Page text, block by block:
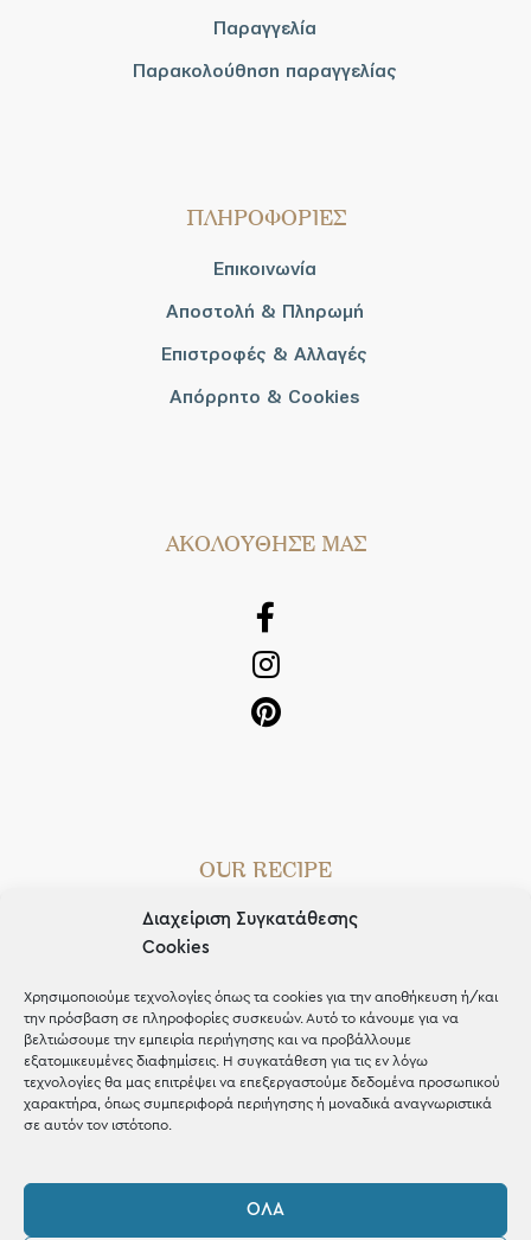
Διαχείριση Συγκατάθεσης
Cookies
Χρησιμοποιούμε τεχνολογίες όπως τα cookies για την αποθήκευση ή/και
την πρόσβαση σε πληροφορίες συσκευών. Αυτό το κάνουμε για να
βελτιώσουμε την εμπειρία περιήγησης και να προβάλλουμε
εξατομικευμένες διαφημίσεις. Η συγκατάθεση για τις εν λόγω
τεχνολογίες θα μας επιτρέψει να επεξεργαστούμε δεδομένα προσωπικού
χαρακτήρα, όπως συμπεριφορά περιήγησης ή μοναδικά αναγνωριστικά
σε αυτόν τον ιστότοπο.
ΌΛΑ
Παραγγελία
Παρακολούθηση παραγγελίας
ΠΛΗΡΟΦΟΡΙΕΣ
Επικοινωνία
Αποστολή & Πληρωμή
Επιστροφές & Αλλαγές
Απόρρητο & Cookies
AΚΟΛΟΥΘΗΣΕ ΜΑΣ
OUR RECIPE
Gifts
Blog
Shop the look
ΚΑΤΑΣΤΗΜΑ